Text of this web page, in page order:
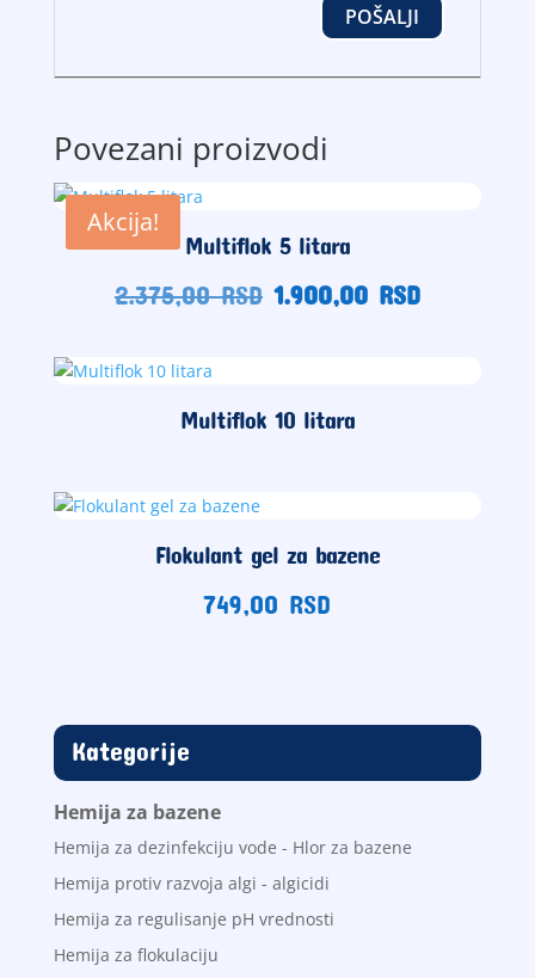
Povezani proizvodi
Akcija!
Multiflok 5 litara
2.375,00RSD Originalna
RSD.
1.900,00RSDTrenutna
Multiflok 10 litara
Flokulant gel za bazene
749,00 RSD
Kategorije
Hemija za bazene
Hemija za dezinfekciju vode - Hlor za bazene
Hemija protiv razvoja algi - algicidi
Hemija za regulisanje pH vrednosti
Hemija za flokulaciju